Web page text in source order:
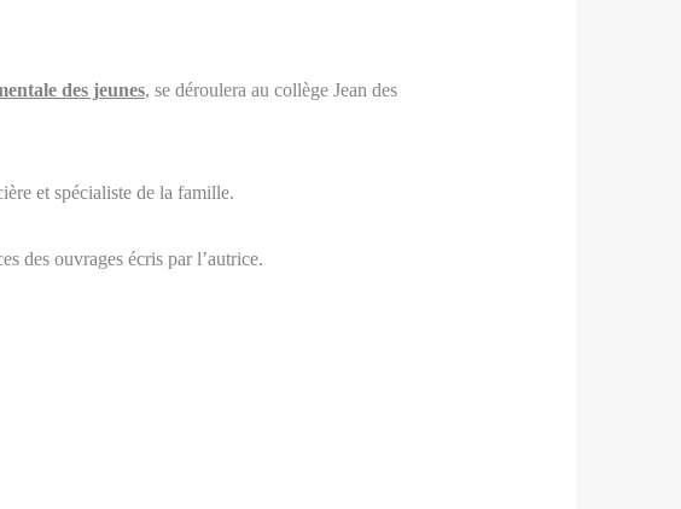
des jeunes, se déroulera au collège Jean des
et spécialiste de la famille.
des ouvrages écris par l’autrice.